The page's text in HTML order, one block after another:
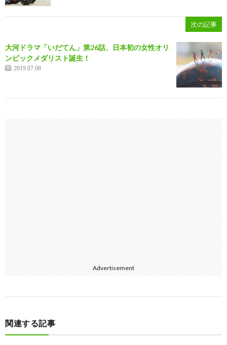
次の記事
大河ドラマ「いだてん」第26話、日本初の女性オリ
ンピックメダリスト誕生！
2019.07.08
Advertisement
関連する記事